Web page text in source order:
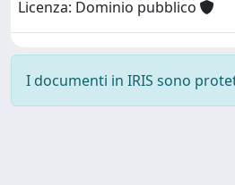
Licenza: Dominio pubblico
I documenti in IRIS sono